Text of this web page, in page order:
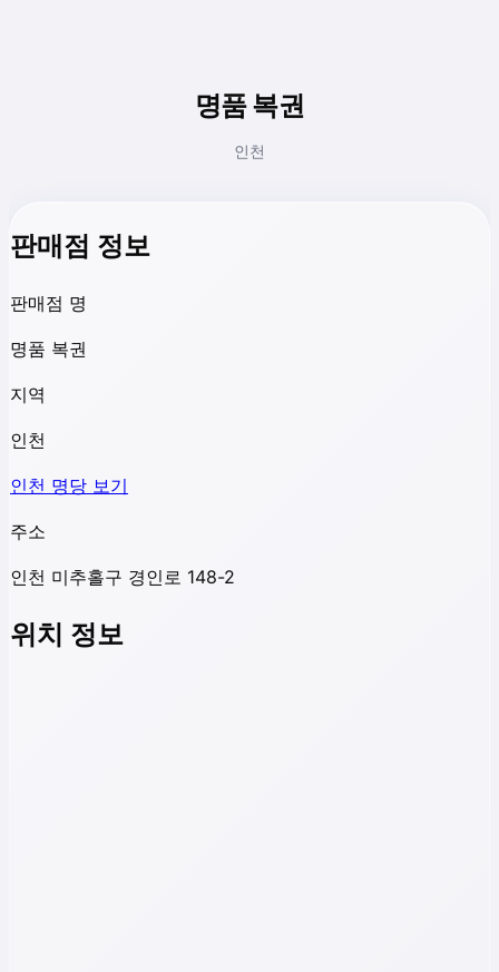
명품 복권
인천
판매점 정보
판매점 명
명품 복권
지역
인천
인천 명당 보기
주소
인천 미추홀구 경인로 148-2
위치 정보